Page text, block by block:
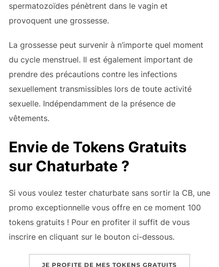
spermatozoïdes pénètrent dans le vagin et
provoquent une grossesse.
La grossesse peut survenir à n’importe quel moment
du cycle menstruel. Il est également important de
prendre des précautions contre les infections
sexuellement transmissibles lors de toute activité
sexuelle. Indépendamment de la présence de
vêtements.
Envie de Tokens Gratuits
sur Chaturbate ?
Si vous voulez tester chaturbate sans sortir la CB, une
promo exceptionnelle vous offre en ce moment 100
tokens gratuits ! Pour en profiter il suffit de vous
inscrire en cliquant sur le bouton ci-dessous.
JE PROFITE DE MES TOKENS GRATUITS